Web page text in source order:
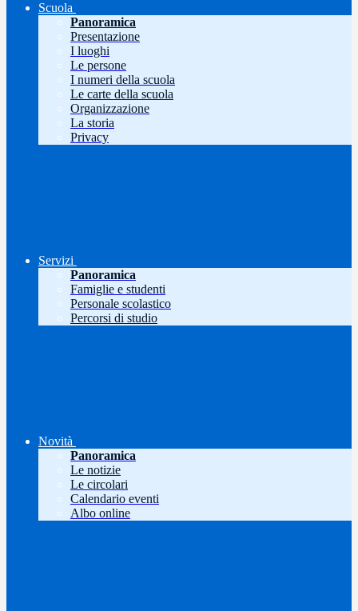
Scuola
Panoramica
Presentazione
I luoghi
Le persone
I numeri della scuola
Le carte della scuola
Organizzazione
La storia
Privacy
Servizi
Panoramica
Famiglie e studenti
Personale scolastico
Percorsi di studio
Novità
Panoramica
Le notizie
Le circolari
Calendario eventi
Albo online